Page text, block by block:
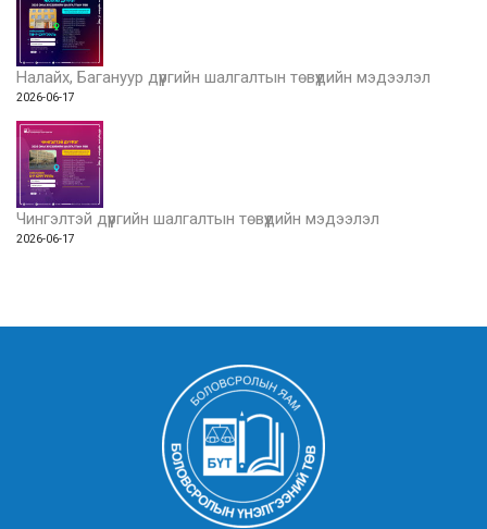
Налайх, Багануур дүүргийн шалгалтын төвүүдийн мэдээлэл
2026-06-17
Чингэлтэй дүүргийн шалгалтын төвүүдийн мэдээлэл
2026-06-17